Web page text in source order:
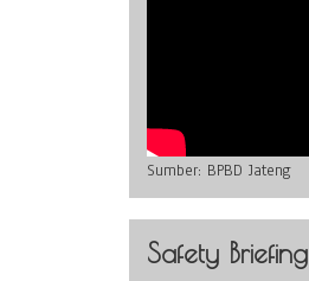
Sumber: BPBD Jateng
Safety Briefing